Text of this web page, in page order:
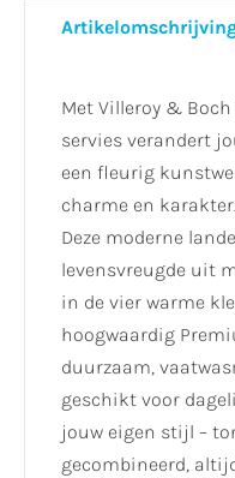
Met Villeroy & Boch
servies verandert
een fleurig
charme en karakter.
Deze moderne
levensvreugde uit
in de vier warme
hoogwaardig
duurzaam,
geschikt voor
jouw eigen stijl –
gecombineerd,